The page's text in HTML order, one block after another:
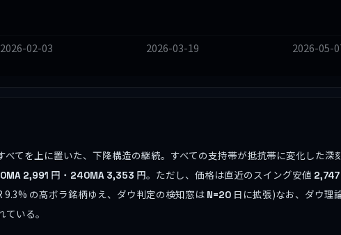
2026-02-03 2026-03-19 2026-05-
べてを上に置いた、下降構造の継続。すべての支持帯が抵抗帯に変化した
2,991 円・ 240MA 3,353 円。ただし、価格は直近のスイング安値 2,747
9.3% の高ボラ銘柄ゆえ、ダウ判定の検知窓は N=20 日に拡張)なお、ダウ理
いる。